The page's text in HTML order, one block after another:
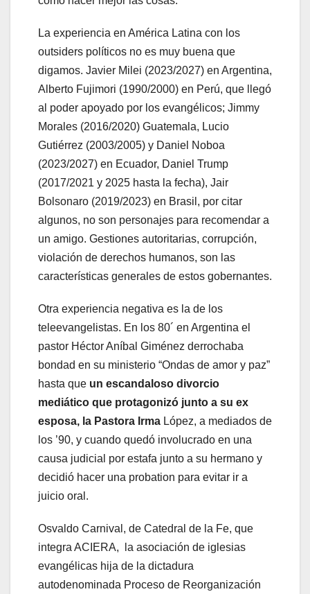
La experiencia en América Latina con los
outsiders políticos no es muy buena que
digamos. Javier Milei (2023/2027) en Argentina,
Alberto Fujimori (1990/2000) en Perú, que llegó
al poder apoyado por los evangélicos; Jimmy
Morales (2016/2020) Guatemala, Lucio
Gutiérrez (2003/2005) y Daniel Noboa
(2023/2027) en Ecuador, Daniel Trump
(2017/2021 y 2025 hasta la fecha), Jair
Bolsonaro (2019/2023) en Brasil, por citar
algunos, no son personajes para recomendar a
un amigo. Gestiones autoritarias, corrupción,
violación de derechos humanos, son las
características generales de estos gobernantes.
Otra experiencia negativa es la de los
teleevangelistas. En los 80´ en Argentina el
pastor Héctor Aníbal Giménez derrochaba
bondad en su ministerio “Ondas de amor y paz”
hasta que un escandaloso divorcio
mediático que protagonizó junto a su ex
esposa, la Pastora Irma López, a mediados de
los ’90, y cuando quedó involucrado en una
causa judicial por estafa junto a su hermano y
decidió hacer una probation para evitar ir a
juicio oral.
Osvaldo Carnival, de Catedral de la Fe, que
integra ACIERA, la asociación de iglesias
evangélicas hija de la dictadura
autodenominada Proceso de Reorganización